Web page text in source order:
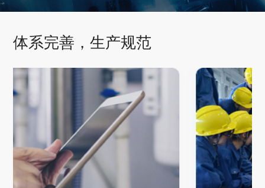
体系完善，生产规范